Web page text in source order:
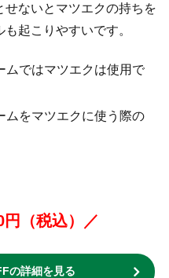
ないとマツエクの持ちを
起こりやすいです。
ムではマツエクは使用で
ムをマツエクに使う際の
（税込）／
の詳細を見る